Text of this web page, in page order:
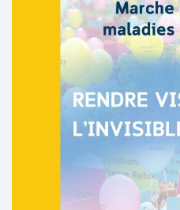
électrique
au
bloc
opératoire